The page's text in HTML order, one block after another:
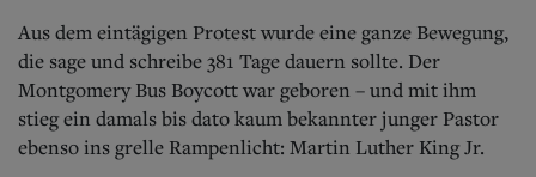
Aus dem eintägigen Protest wurde eine ganze Bewegung,
die sage und schreibe 381 Tage dauern sollte. Der
Montgomery Bus Boycott war geboren – und mit ihm
stieg ein damals bis dato kaum bekannter junger Pastor
ebenso ins grelle Rampenlicht: Martin Luther King Jr.